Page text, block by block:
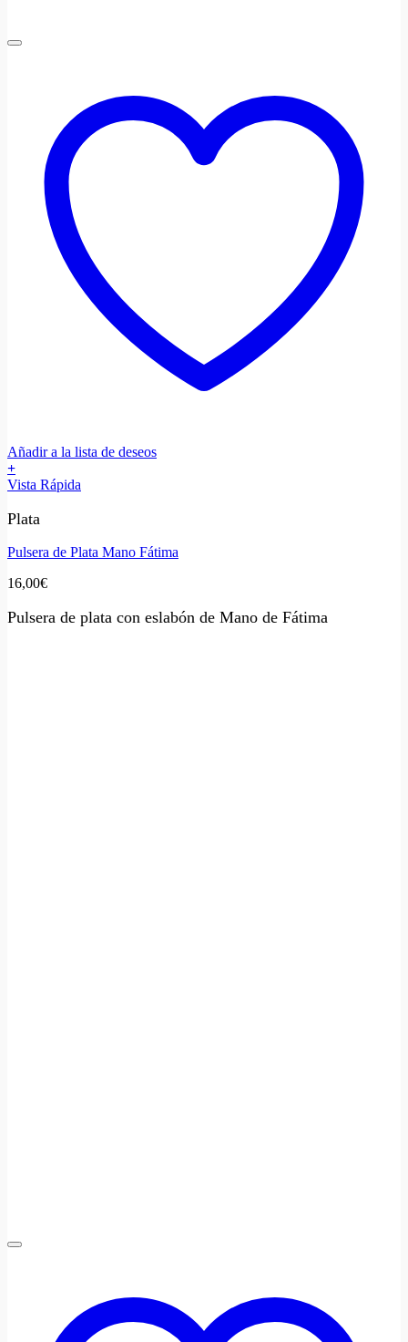
Añadir a la lista de deseos
+
Vista Rápida
Plata
Pulsera de Plata Mano Fátima
16,00€
Pulsera de plata con eslabón de Mano de Fátima